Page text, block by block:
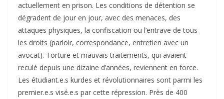
actuellement en prison. Les conditions de détention se
dégradent de jour en jour, avec des menaces, des
attaques physiques, la confiscation ou l’entrave de tous
les droits (parloir, correspondance, entretien avec un
avocat). Torture et mauvais traitements, qui avaient
reculé depuis une dizaine d’années, reviennent en force.
Les étudiant.e.s kurdes et révolutionnaires sont parmi les
premier.e.s visé.e.s par cette répression. Près de 400